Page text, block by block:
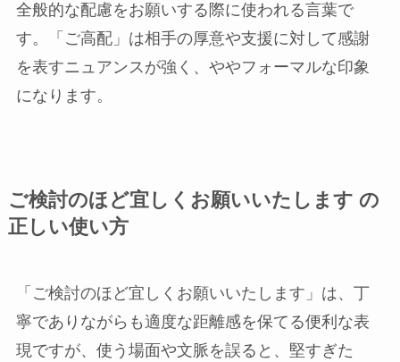
全般的な配慮をお願いする際に使われる言葉で
す。「ご高配」は相手の厚意や支援に対して感謝
を表すニュアンスが強く、ややフォーマルな印象
になります。
ご検討のほど宜しくお願いいたします の
正しい使い方
「ご検討のほど宜しくお願いいたします」は、丁
寧でありながらも適度な距離感を保てる便利な表
現ですが、使う場面や文脈を誤ると、堅すぎた